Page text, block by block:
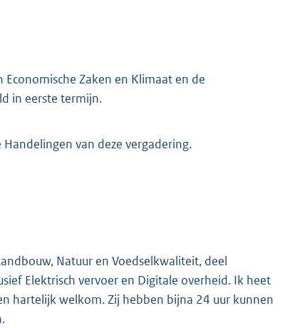
Zaken en Klimaat en de
in eerste termijn.
van deze vergadering.
Natuur en Voedselkwaliteit, deel
Elektrisch vervoer en Digitale overheid. Ik heet
hartelijk welkom. Zij hebben bijna 24 uur kunnen